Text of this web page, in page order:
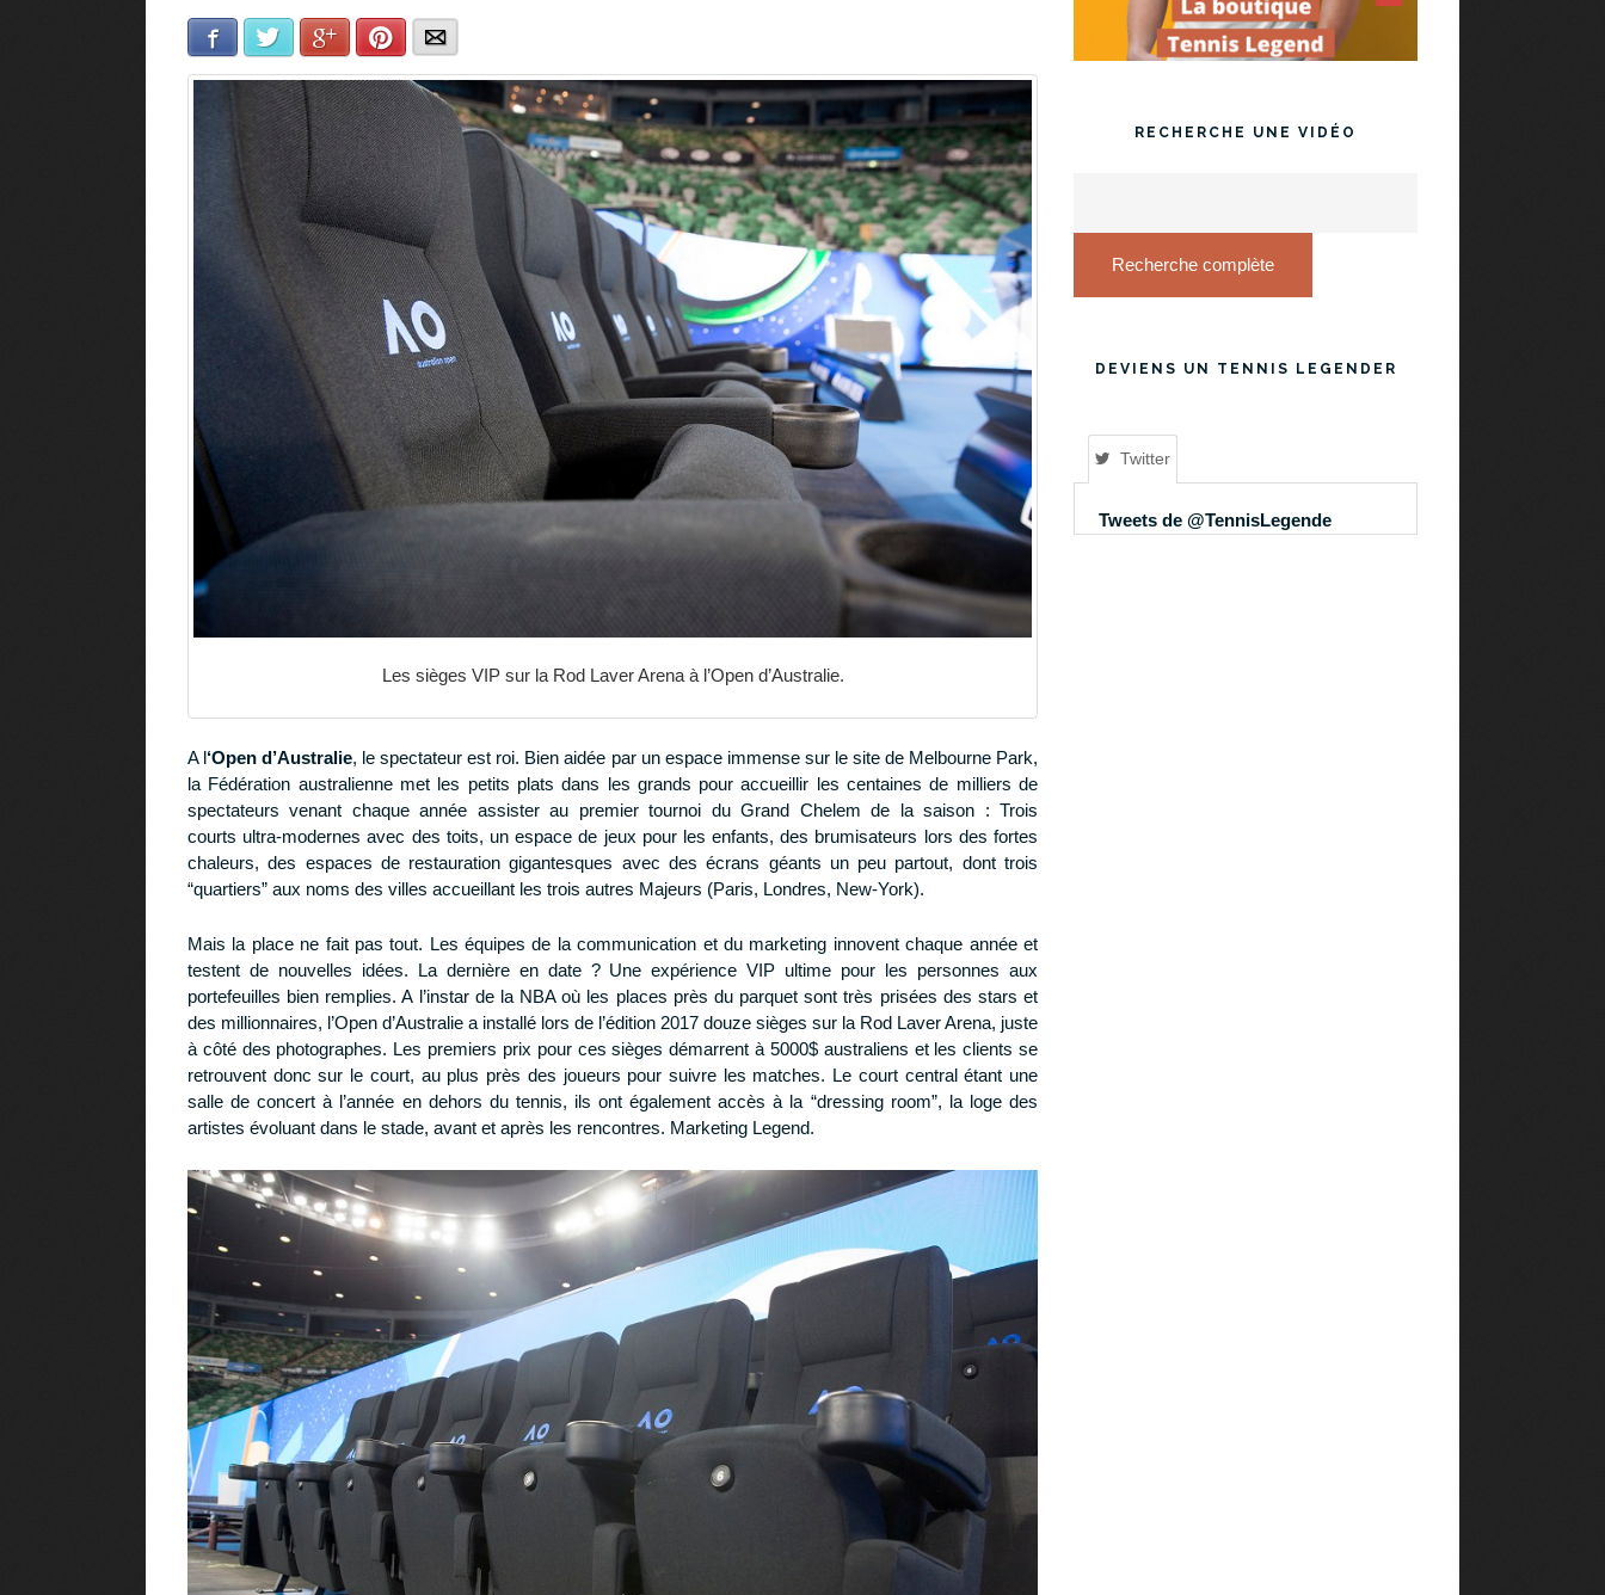
Facebook Twitter Google+Pinterest
Les sièges VIP sur la Rod Laver Arena à l’Open d’Australie.
A l‘Open d’Australie, le spectateur est roi. Bien aidée par un espace immense sur le site de Melbourne Park,
la Fédération australienne met les petits plats dans les grands pour accueillir les centaines de milliers de
spectateurs venant chaque année assister au premier tournoi du Grand Chelem de la saison : Trois
courts ultra-modernes avec des toits, un espace de jeux pour les enfants, des brumisateurs lors des fortes
chaleurs, des espaces de restauration gigantesques avec des écrans géants un peu partout, dont trois
“quartiers” aux noms des villes accueillant les trois autres Majeurs (Paris, Londres, New-York).
Mais la place ne fait pas tout. Les équipes de la communication et du marketing innovent chaque année et
testent de nouvelles idées. La dernière en date ? Une expérience VIP ultime pour les personnes aux
portefeuilles bien remplies. A l’instar de la NBA où les places près du parquet sont très prisées des stars et
des millionnaires, l’Open d’Australie a installé lors de l’édition 2017 douze sièges sur la Rod Laver Arena, juste
à côté des photographes. Les premiers prix pour ces sièges démarrent à 5000$ australiens et les clients se
retrouvent donc sur le court, au plus près des joueurs pour suivre les matches. Le court central étant une
salle de concert à l’année en dehors du tennis, ils ont également accès à la “dressing room”, la loge des
artistes évoluant dans le stade, avant et après les rencontres. Marketing Legend.
RECHERCHE UNE VIDÉO
Recherche complète
DEVIENS UN TENNIS LEGENDER
Twitter
Tweets de @TennisLegende